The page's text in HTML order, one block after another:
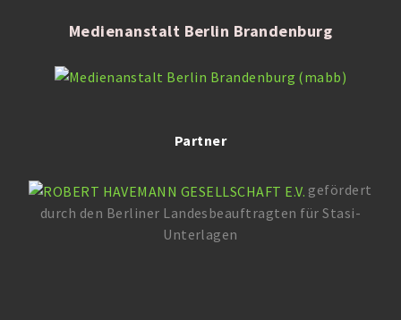
Medienanstalt Berlin Brandenburg
Partner
gefördert
durch den Berliner Landesbeauftragten für Stasi-
Unterlagen